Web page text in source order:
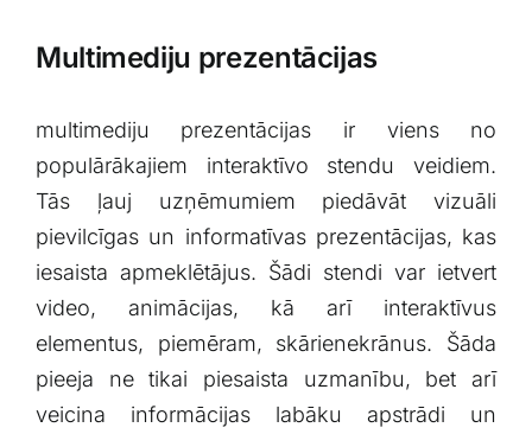
Multimediju prezentācijas
multimediju prezentācijas ir viens no
populārākajiem interaktīvo stendu veidiem.
Tās ļauj uzņēmumiem ⁣piedāvāt vizuāli
pievilcīgas un informatīvas prezentācijas, kas
iesaista apmeklētājus. Šādi stendi var ietvert
video, animācijas, kā arī ​interaktīvus
elementus, piemēram, skārienekrānus. Šāda
pieeja ne‌ tikai piesaista uzmanību, ⁤bet arī
veicina informācijas labāku apstrādi un